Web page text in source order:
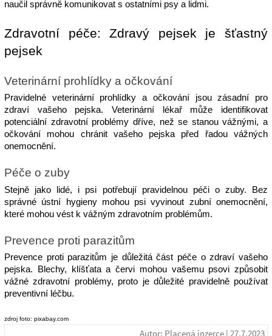
naučil správně komunikovat s ostatními psy a lidmi.
Zdravotní péče: Zdravý pejsek je šťastný
pejsek
Veterinární prohlídky a očkování
Pravidelné veterinární prohlídky a očkování jsou zásadní pro
zdraví vašeho pejska. Veterinární lékař může identifikovat
potenciální zdravotní problémy dříve, než se stanou vážnými, a
očkování mohou chránit vašeho pejska před řadou vážných
onemocnění.
Péče o zuby
Stejně jako lidé, i psi potřebují pravidelnou péči o zuby. Bez
správné ústní hygieny mohou psi vyvinout zubní onemocnění,
které mohou vést k vážným zdravotním problémům.
Prevence proti parazitům
Prevence proti parazitům je důležitá část péče o zdraví vašeho
pejska.
Blechy, klíšťata a červi mohou vašemu psovi způsobit
vážné zdravotní problémy, proto je důležité pravidelně používat
preventivní léčbu.
zdroj foto: pixabay.com
Autor: Placená inzerce | 27.7.2023